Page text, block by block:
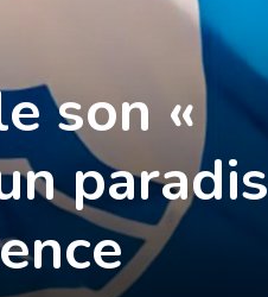
son «
paradis